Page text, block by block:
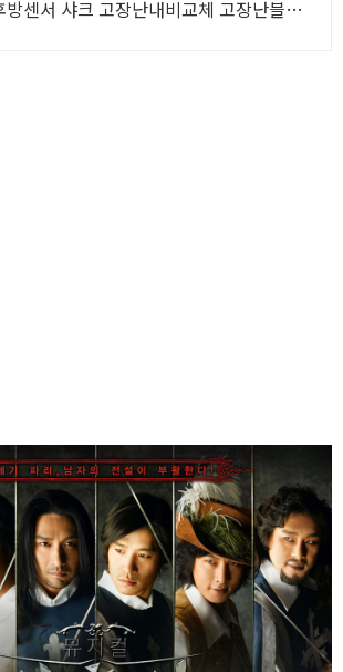
센서 샤크 고장난내비교체 고장난블랙